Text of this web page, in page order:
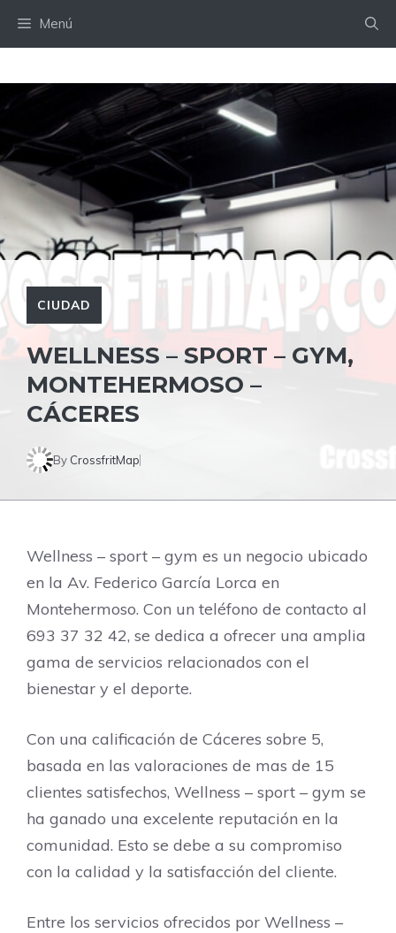
Menú
CIUDAD
WELLNESS – SPORT – GYM,
MONTEHERMOSO –
CÁCERES‎
By CrossfritMap
Wellness – sport – gym es un negocio ubicado
en la Av. Federico García Lorca en
Montehermoso. Con un teléfono de contacto al
693 37 32 42, se dedica a ofrecer una amplia
gama de servicios relacionados con el
bienestar y el deporte.
Con una calificación de Cáceres‎ sobre 5,
basada en las valoraciones de mas de 15
clientes satisfechos, Wellness – sport – gym se
ha ganado una excelente reputación en la
comunidad. Esto se debe a su compromiso
con la calidad y la satisfacción del cliente.
Entre los servicios ofrecidos por Wellness –